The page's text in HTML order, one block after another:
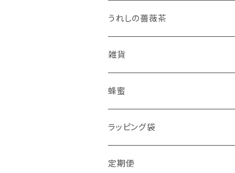
うれしの薔薇茶
雑貨
蜂蜜
ラッピング袋
定期便